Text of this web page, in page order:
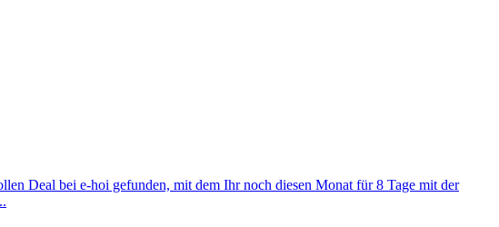
Deal bei e-hoi gefunden, mit dem Ihr noch diesen Monat für 8 Tage mit der